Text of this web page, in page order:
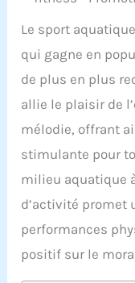
Le sport
qui gagne en
de plus en plus
allie le plaisir de
mélodie, offrant
stimulante pour
milieu aquatique
d’activité promet
performances
positif sur le